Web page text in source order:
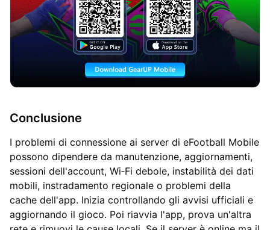
Conclusione
I problemi di connessione ai server di eFootball Mobile
possono dipendere da manutenzione, aggiornamenti,
sessioni dell'account, Wi‑Fi debole, instabilità dei dati
mobili, instradamento regionale o problemi della
cache dell'app. Inizia controllando gli avvisi ufficiali e
aggiornando il gioco. Poi riavvia l'app, prova un'altra